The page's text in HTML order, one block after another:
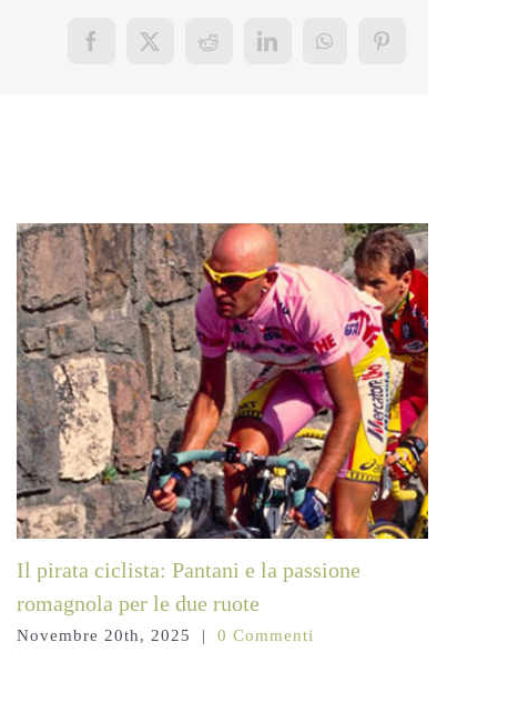
Facebook
X RedditLinkedInWhatsAppPinterest
Il pirata ciclista: Pantani e la passione
romagnola per le due ruote
Novembre 20th, 2025 | 0 Commenti